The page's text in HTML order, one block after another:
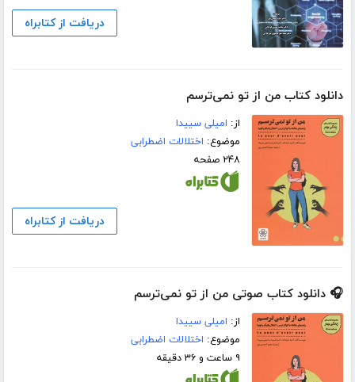
دریافت از کتابراه
دانلود کتاب من از تو نمی‌ترسم
از: امیلی سییدا
موضوع: اختلالات اضطرابی
۲۴۸ صفحه
دریافت از کتابراه
🎧 دانلود کتاب صوتی من از تو نمی‌ترسم
از: امیلی سییدا
موضوع: اختلالات اضطرابی
۹ ساعت و ۳۶ دقیقه